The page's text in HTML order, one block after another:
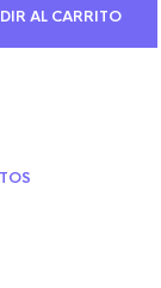
AL CARRITO